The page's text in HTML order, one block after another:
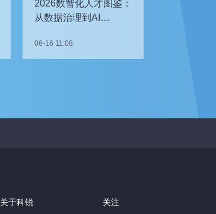
2026数智化人才图鉴：
从数据治理到AI
06-16 11:08
关于科锐 关注